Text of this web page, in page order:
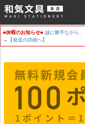
■休暇のお知らせ■ 誠に勝手ながら、
→【発送の詳細へ】